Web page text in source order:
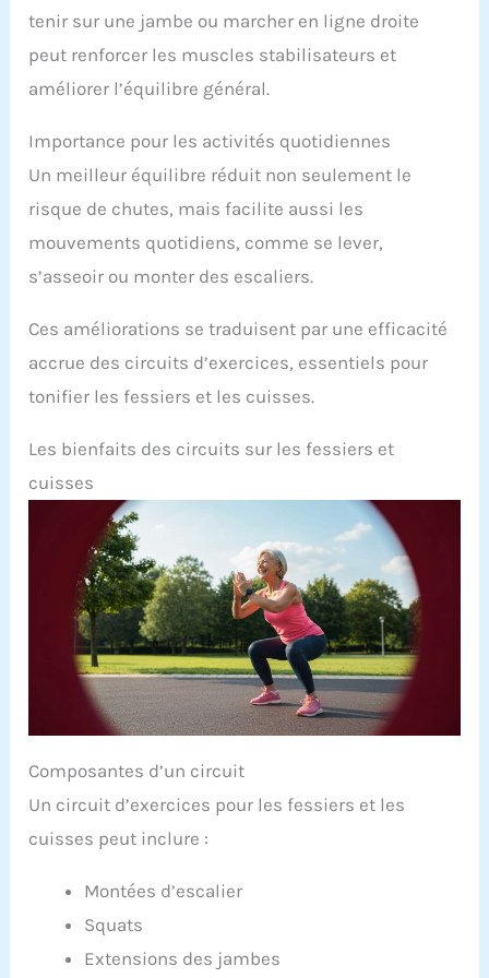
【Largement applicable】Idéale comme rampe
pour les enfants, les adultes et les personnes
ayant des difficultés à monter les escaliers. Vous
pouvez l'installer dans une villa, un loft, un bar, un
résidence universitaire ou tout autre endroit
nécessitant une rampe sûre. Vous pouvez
également l'utiliser comme clôture intérieure,
porte-vêtements, porte-serviettes, etc.
tenir sur une jambe ou marcher en ligne droite
peut renforcer les muscles stabilisateurs et
améliorer l’équilibre général.
Importance pour les activités quotidiennes
Un meilleur équilibre réduit non seulement le
risque de chutes, mais facilite aussi les
mouvements quotidiens, comme se lever,
s’asseoir ou monter des escaliers.
Ces améliorations se traduisent par une efficacité
accrue des circuits d’exercices, essentiels pour
tonifier les fessiers et les cuisses.
Les bienfaits des circuits sur les fessiers et
cuisses
Composantes d’un circuit
Un circuit d’exercices pour les fessiers et les
cuisses peut inclure :
Montées d’escalier
Squats
Extensions des jambes